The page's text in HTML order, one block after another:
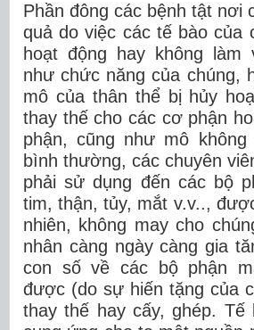
Phần đông các bệnh tật nơi
quả do việc các tế bào của
hoạt động hay không làm
như chức năng của chúng,
mô của thân thể bị hủy
thay thế cho các cơ phận
phận, cũng như mô không
bình thường, các chuyên
phải sử dụng đến các bộ
tim, thận, tủy, mắt v.v..,
nhiên, không may cho
nhân càng ngày càng gia
con số về các bộ phận
được (do sự hiến tặng của
thay thế hay cấy, ghép. Tế